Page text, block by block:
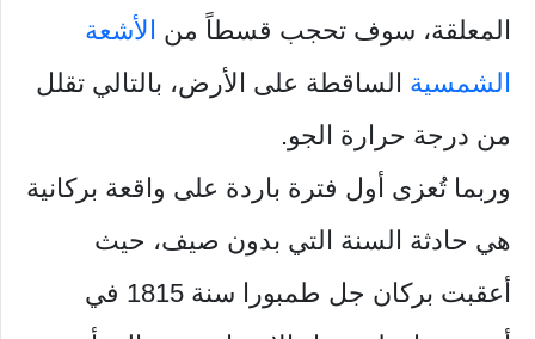
المعلقة، سوف تحجب قسطاً من الأشعة
الشمسية الساقطة على الأرض، بالتالي تقلل
من درجة حرارة الجو.
وربما تُعزى أول فترة باردة على واقعة بركانية
هي حادثة السنة التي بدون صيف، حيث
أعقبت بركان جل طمبورا سنة 1815 في